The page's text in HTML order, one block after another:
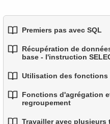
Premiers pas avec SQL
1.Introduction aux
données
3.Concepts des bases
Récupération de
base - l'instruction
1.Sélectionner des
d'une table
Utilisation des fonctions
1.Fonctions SQL
2.Fonctions de chaîne
Fonctions d'agrégation
regroupement
Travailler avec plusieurs